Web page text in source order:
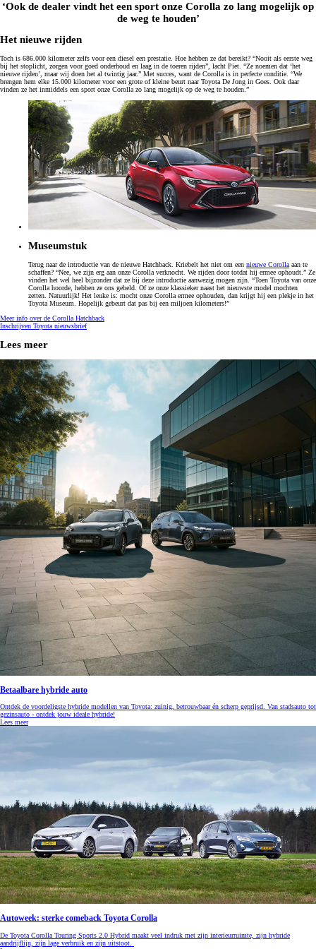
‘Ook de dealer vindt het een sport onze Corolla zo lang mogelijk op
de weg te houden’
Het nieuwe rijden
Toch is 686.000 kilometer zelfs voor een diesel een prestatie. Hoe hebben ze dat bereikt? “Nooit als eerste weg
bij het stoplicht, zorgen voor goed onderhoud en laag in de toeren rijden”, lacht Piet. “Ze noemen dat ‘het
nieuwe rijden’, maar wij doen het al twintig jaar.” Met succes, want de Corolla is in perfecte conditie. “We
brengen hem elke 15.000 kilometer voor een grote of kleine beurt naar Toyota De Jong in Goes. Ook daar
vinden ze het inmiddels een sport onze Corolla zo lang mogelijk op de weg te houden.”
Museumstuk
Terug naar de introductie van de nieuwe Hatchback. Kriebelt het niet om een nieuwe Corolla aan te
schaffen? “Nee, we zijn erg aan onze Corolla verknocht. We rijden door totdat hij ermee ophoudt.” Ze
vinden het wel heel bijzonder dat ze bij deze introductie aanwezig mogen zijn. “Toen Toyota van onze
Corolla hoorde, hebben ze ons gebeld. Of ze onze klassieker naast het nieuwste model mochten
zetten. Natuurlijk! Het leuke is: mocht onze Corolla ermee ophouden, dan krijgt hij een plekje in het
Toyota Museum. Hopelijk gebeurt dat pas bij een miljoen kilometers!”
Meer info over de Corolla Hatchback
Inschrijven Toyota nieuwsbrief
Lees meer
Betaalbare hybride auto
Ontdek de voordeligste hybride modellen van Toyota: zuinig, betrouwbaar én scherp geprijsd. Van stadsauto tot
gezinsauto - ontdek jouw ideale hybride!
Lees meer
Autoweek: sterke comeback Toyota Corolla
De Toyota Corolla Touring Sports 2.0 Hybrid maakt veel indruk met zijn interieurruimte, zijn hybride
aandrijflijn, zijn lage verbruik en zijn uitstoot.